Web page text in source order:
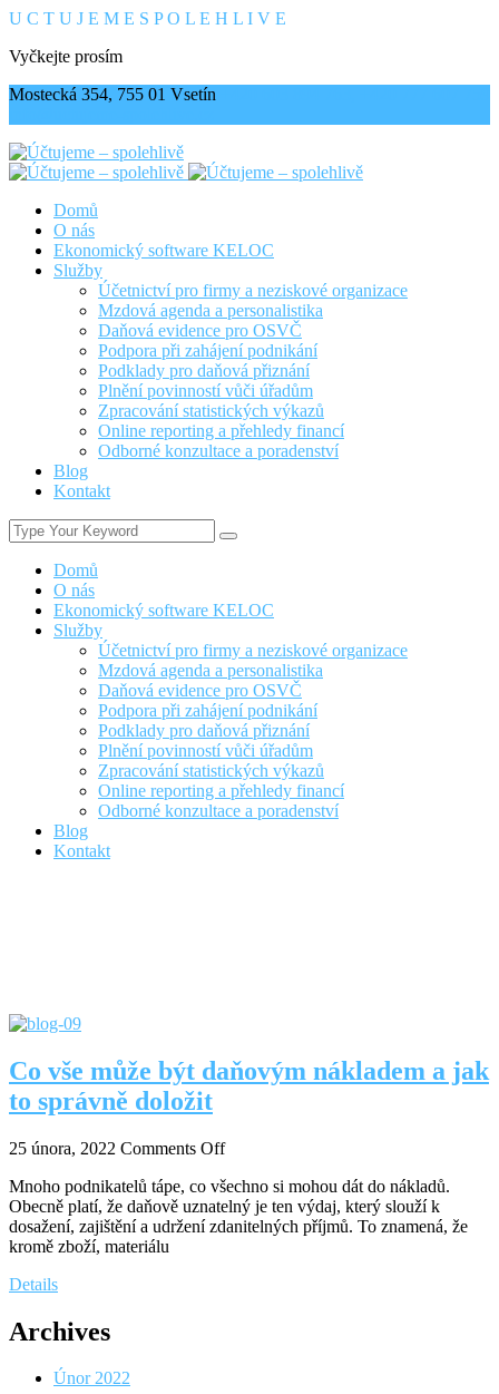
U C T U J E M E S PO L E H L I V E
Vyčkejte prosím
Mostecká 354, 755 01 Vsetín
Domů
O nás
Ekonomický software KELOC
Služby
Účetnictví pro firmy a neziskové organizace
Mzdová agenda a personalistika
Daňová evidence pro OSVČ
Podpora při zahájení podnikání
Podklady pro daňová přiznání
Plnění povinností vůči úřadům
Zpracování statistických výkazů
Online reporting a přehledy financí
Odborné konzultace a poradenství
Blog
Kontakt
Domů
O nás
Ekonomický software KELOC
Služby
Účetnictví pro firmy a neziskové organizace
Mzdová agenda a personalistika
Daňová evidence pro OSVČ
Podpora při zahájení podnikání
Podklady pro daňová přiznání
Plnění povinností vůči úřadům
Zpracování statistických výkazů
Online reporting a přehledy financí
Odborné konzultace a poradenství
Blog
Kontakt
Co vše může být daňovým nákladem a jak
to správně doložit
25 února, 2022 Comments Off
Mnoho podnikatelů tápe, co všechno si mohou dát do nákladů.
Obecně platí, že daňově uznatelný je ten výdaj, který slouží k
dosažení, zajištění a udržení zdanitelných příjmů. To znamená, že
kromě zboží, materiálu
Details
Archives
Únor 2022